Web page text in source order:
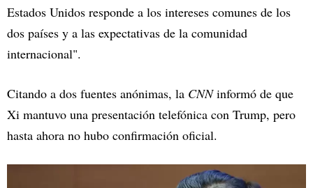
Estados Unidos responde a los intereses comunes de los
dos países y a las expectativas de la comunidad
internacional".
Citando a dos fuentes anónimas, la CNNinformó de que
Xi mantuvo una presentación telefónica con Trump, pero
hasta ahora no hubo confirmación oficial.